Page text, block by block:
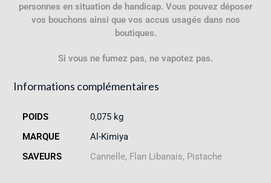
personnes en situation de handicap. Vous pouvez déposer
vos bouchons ainsi que vos accus usagés dans nos
boutiques.
Si vous ne fumez pas, ne vapotez pas.
Informations complémentaires
POIDS
0,075 kg
MARQUE
Al-Kimiya
SAVEURS
Cannelle, Flan Libanais, Pistache